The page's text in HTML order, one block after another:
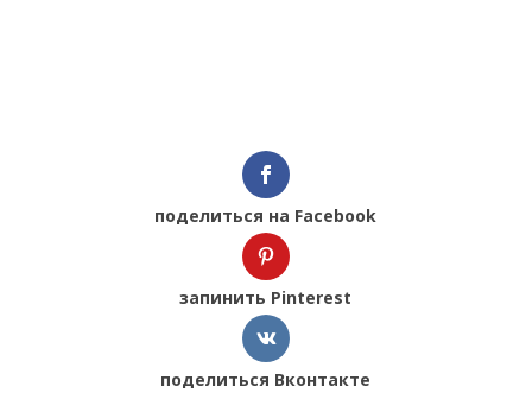
поделиться на Facebook
запинить Pinterest
поделиться Вконтакте